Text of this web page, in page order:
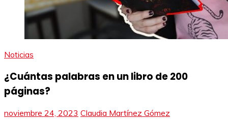
Noticias
¿Cuántas palabras en un libro de 200
páginas?
noviembre 24, 2023 Claudia Martínez Gómez